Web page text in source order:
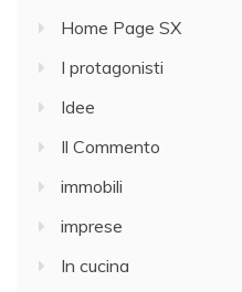
Home Page SX
I protagonisti
Idee
Il Commento
immobili
imprese
In cucina